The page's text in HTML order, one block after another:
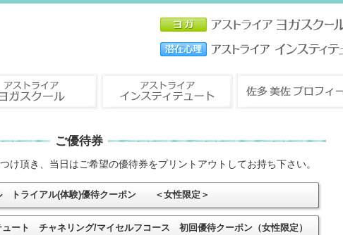
ご優待券
け頂き、当日はご希望の優待券をプリントアウトしてお持ち下さい。
トライアル(体験)優待クーポン ＜女性限定＞
ュート チャネリング/マイセルフコース 初回優待クーポン（女性限定）